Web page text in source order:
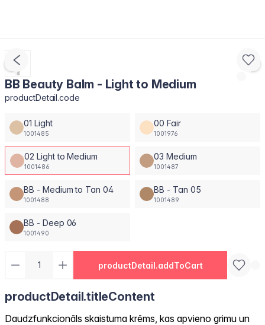
BB Beauty Balm - Light to Medium
productDetail.code
01 Light
1001485
00 Fair
1001976
02 Light to Medium
1001486
03 Medium
1001487
BB - Medium to Tan 04
1001488
BB - Tan 05
1001489
BB - Deep 06
1001490
productDetail.addToCart
productDetail.titleContent
Daudzfunkcionāls skaistuma krēms, kas apvieno grimu un